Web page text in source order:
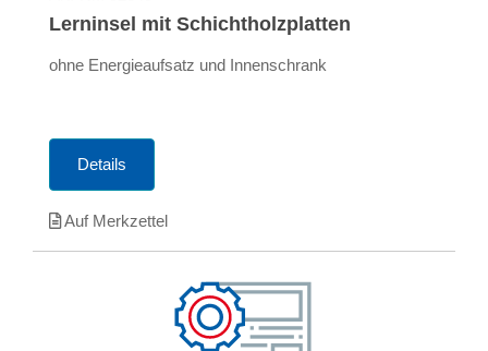
Lerninsel mit Schichtholzplatten
ohne Energieaufsatz und Innenschrank
Details
Auf Merkzettel